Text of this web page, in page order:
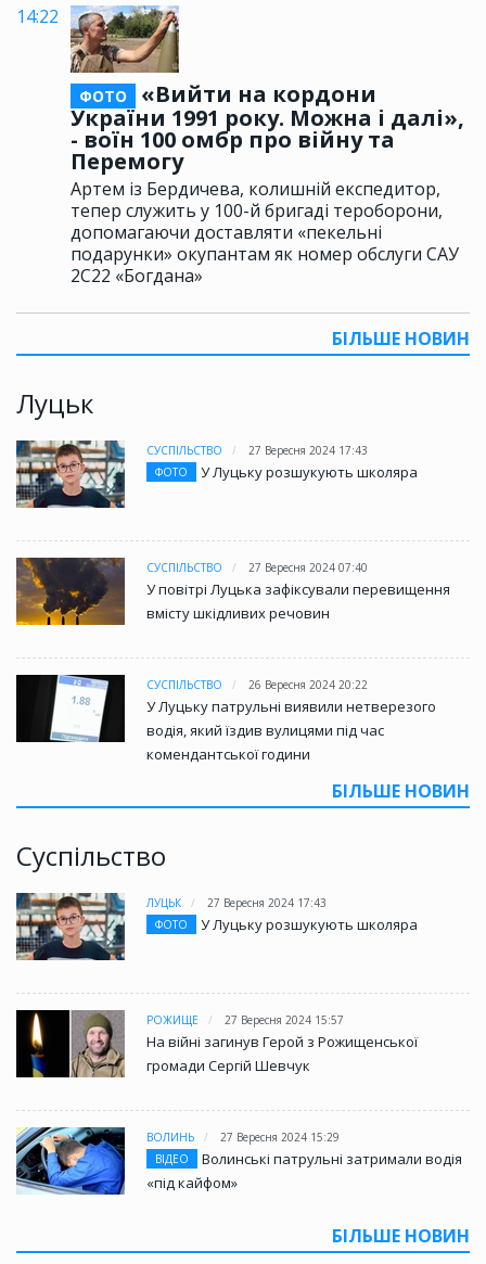
14:22
ФОТО
«Вийти на кордони
України 1991 року. Можна і далі»,
- воїн 100 омбр про війну та
Перемогу
Артем із Бердичева, колишній експедитор,
тепер служить у 100-й бригаді тероборони,
допомагаючи доставляти «пекельні
подарунки» окупантам як номер обслуги САУ
2С22 «Богдана»
БІЛЬШЕ НОВИН
Луцьк
СУСПІЛЬСТВО
27 Вересня 2024 17:43
ФОТО
У Луцьку розшукують школяра
СУСПІЛЬСТВО 27 Вересня 2024 07:40
У повітрі Луцька зафіксували перевищення
вмісту шкідливих речовин
СУСПІЛЬСТВО 26 Вересня 2024 20:22
У Луцьку патрульні виявили нетверезого
водія, який їздив вулицями під час
комендантської години
БІЛЬШЕ НОВИН
Суспільство
ЛУЦЬК
27 Вересня 2024 17:43
ФОТО
У Луцьку розшукують школяра
РОЖИЩЕ 27 Вересня 2024 15:57
На війні загинув Герой з Рожищенської
громади Сергій Шевчук
ВОЛИНЬ
27 Вересня 2024 15:29
ВІДЕО
Волинські патрульні затримали водія
«під кайфом»
БІЛЬШЕ НОВИН